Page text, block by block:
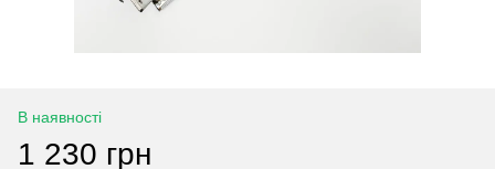
В наявності
1 230 грн